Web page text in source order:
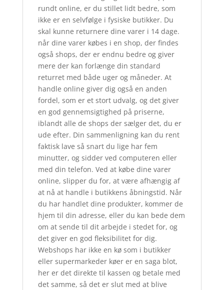
rundt online, er du stillet lidt bedre, som
ikke er en selvfølge i fysiske butikker. Du
skal kunne returnere dine varer i 14 dage.
når dine varer købes i en shop, der findes
også shops, der er endnu bedre og giver
mere der kan forlænge din standard
returret med både uger og måneder. At
handle online giver dig også en anden
fordel, som er et stort udvalg, og det giver
en god gennemsigtighed på priserne,
iblandt alle de shops der sælger det, du er
ude efter. Din sammenligning kan du rent
faktisk lave så snart du lige har fem
minutter, og sidder ved computeren eller
med din telefon. Ved at købe dine varer
online, slipper du for, at være afhængig af
at nå at handle i butikkens åbningstid. Når
du har handlet dine produkter, kommer de
hjem til din adresse, eller du kan bede dem
om at sende til dit arbejde i stedet for, og
det giver en god fleksibilitet for dig.
Webshops har ikke en kø som i butikker
eller supermarkeder køer er en saga blot,
her er det direkte til kassen og betale med
det samme, så det er slut med at blive